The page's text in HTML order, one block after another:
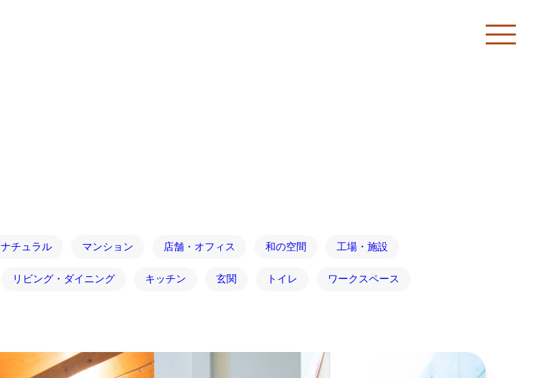
ナチュラル マンション 店舗・オフィス 和の空間 工場・施設
リビング・ダイニング キッチン 玄関 トイレ ワークスペース